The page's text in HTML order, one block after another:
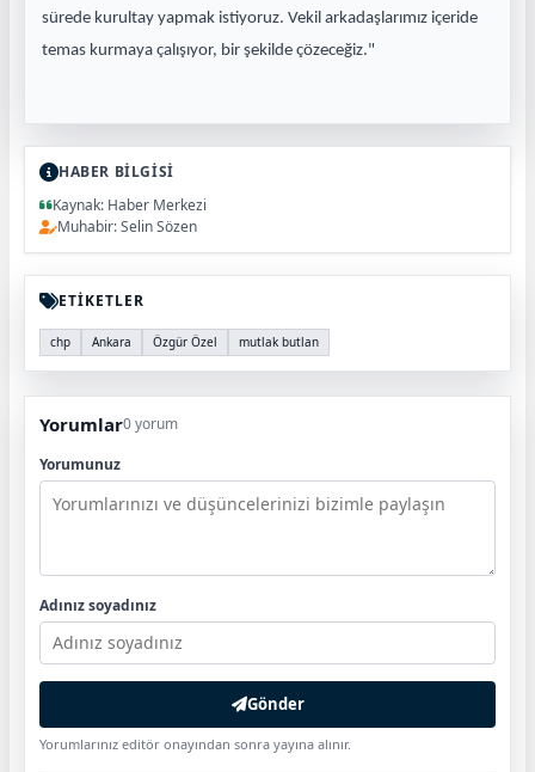
sürede kurultay yapmak istiyoruz. Vekil arkadaşlarımız içeride
temas kurmaya çalışıyor, bir şekilde çözeceğiz."
HABER BİLGİSİ
Kaynak: Haber Merkezi
Muhabir: Selin Sözen
ETİKETLER
chp Ankara Özgür Özel mutlak butlan
Yorumlar0 yorum
Yorumunuz
Adınız soyadınız
Gönder
Yorumlarınız editör onayından sonra yayına alınır.